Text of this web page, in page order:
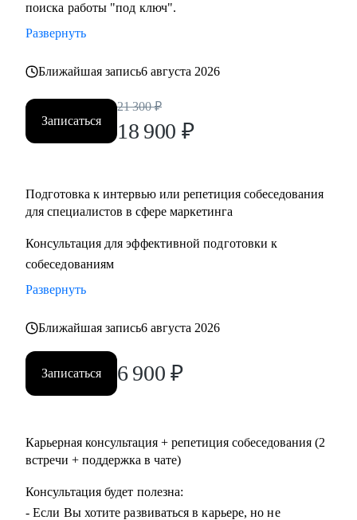
поиска работы "под ключ".
Развернуть
Ближайшая запись6 августа 2026
Записаться
21 300 ₽
18 900 ₽
Подготовка к интервью или репетиция собеседования
для специалистов в сфере маркетинга
Консультация для эффективной подготовки к
собеседованиям
Развернуть
Ближайшая запись6 августа 2026
Записаться 6 900 ₽
Карьерная консультация + репетиция собеседования (2
встречи + поддержка в чате)
Консультация будет полезна:
- Если Вы хотите развиваться в карьере, но не